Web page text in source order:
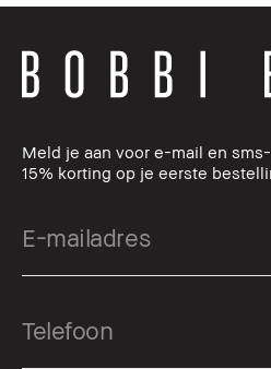
Meld je aan voor e-mail en
15% korting op je eerste